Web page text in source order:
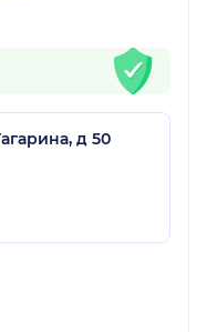
д 50